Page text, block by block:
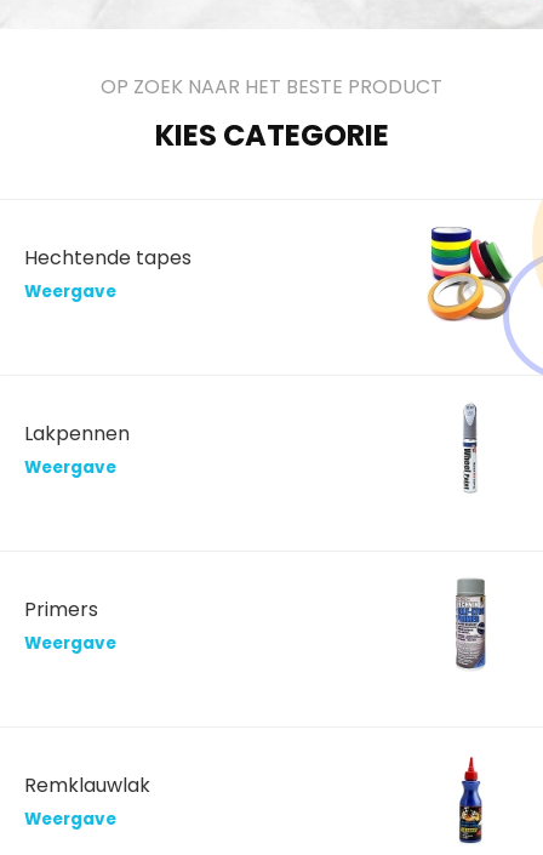
OP ZOEK NAAR HET BESTE PRODUCT
KIES CATEGORIE
Hechtende tapes
Weergave
Lakpennen
Weergave
Primers
Weergave
Remklauwlak
Weergave